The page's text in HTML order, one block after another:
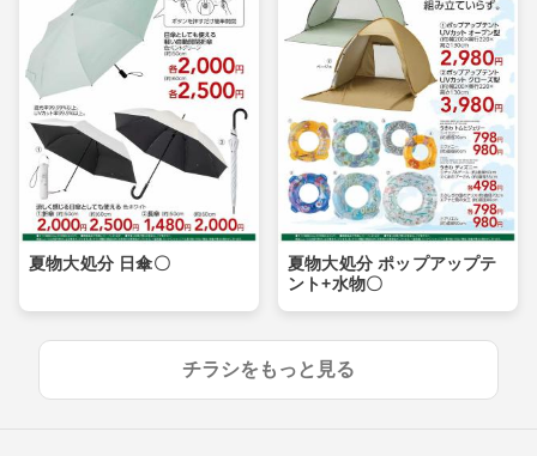
夏物大処分 日傘〇
夏物大処分 ポップアップテ
ント+水物〇
チラシをもっと見る